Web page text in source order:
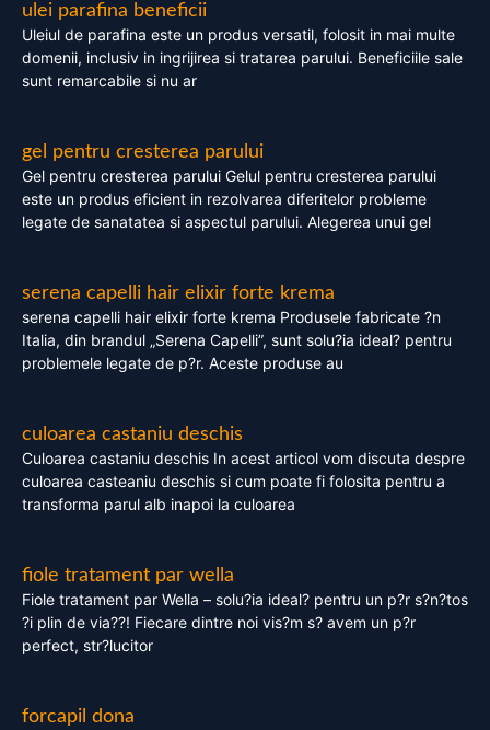
ulei parafina beneficii
Uleiul de parafina este un produs versatil, folosit in mai multe
domenii, inclusiv in ingrijirea si tratarea parului. Beneficiile sale
sunt remarcabile si nu ar
gel pentru cresterea parului
Gel pentru cresterea parului Gelul pentru cresterea parului
este un produs eficient in rezolvarea diferitelor probleme
legate de sanatatea si aspectul parului. Alegerea unui gel
serena capelli hair elixir forte krema
serena capelli hair elixir forte krema Produsele fabricate ?n
Italia, din brandul „Serena Capelli”, sunt solu?ia ideal? pentru
problemele legate de p?r. Aceste produse au
culoarea castaniu deschis
Culoarea castaniu deschis In acest articol vom discuta despre
culoarea casteaniu deschis si cum poate fi folosita pentru a
transforma parul alb inapoi la culoarea
fiole tratament par wella
Fiole tratament par Wella – solu?ia ideal? pentru un p?r s?n?tos
?i plin de via??! Fiecare dintre noi vis?m s? avem un p?r
perfect, str?lucitor
forcapil dona